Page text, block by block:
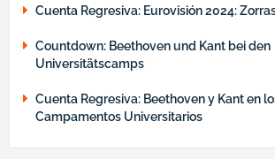
Cuenta Regresiva: Eurovisión 2024:
Countdown: Beethoven und Kant bei den
Universitätscamps
Cuenta Regresiva: Beethoven y Kant en
Campamentos Universitarios